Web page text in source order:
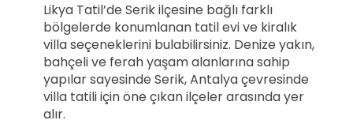
Likya Tatil’de Serik ilçesine bağlı farklı
bölgelerde konumlanan tatil evi ve kiralık
villa seçeneklerini bulabilirsiniz. Denize yakın,
bahçeli ve ferah yaşam alanlarına sahip
yapılar sayesinde Serik, Antalya çevresinde
villa tatili için öne çıkan ilçeler arasında yer
alır.